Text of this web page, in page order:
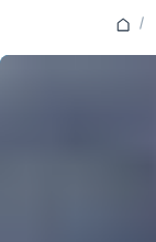
/